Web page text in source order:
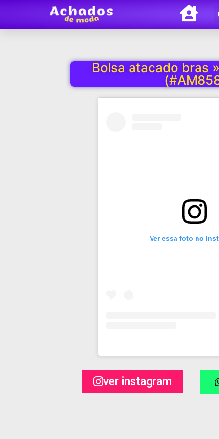
Bolsa atacado bras
Ver essa foto no
ver instagram